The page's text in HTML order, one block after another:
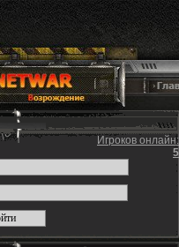
Игроков онлайн:
5